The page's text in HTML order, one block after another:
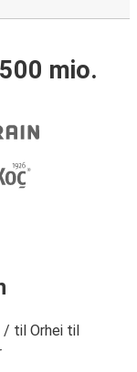
mio.
/ til Orhei til